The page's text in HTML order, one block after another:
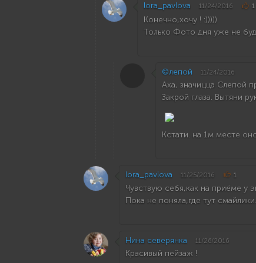
lora_pavlova 11/24/2016 1
Конечно,хочу ! :)))))
Только Фото дня уже не
©лепой 11/24/2016
Аха, значицца Слепой
Закрой глаза. Вытяни
Кстати. на 1м месте
lora_pavlova 11/25/2016 1
Чувствую себя,как на приёме у
Пока не поняла,где тут
Нина северянка 11/26/2016
Красивый пейзаж !